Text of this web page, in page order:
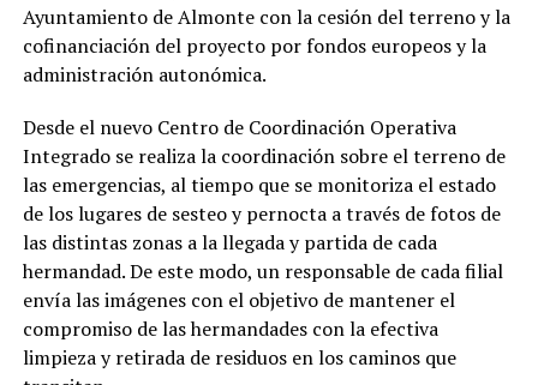
Ayuntamiento de Almonte con la cesión del terreno y la
cofinanciación del proyecto por fondos europeos y la
administración autonómica.
Desde el nuevo Centro de Coordinación Operativa
Integrado se realiza la coordinación sobre el terreno de
las emergencias, al tiempo que se monitoriza el estado
de los lugares de sesteo y pernocta a través de fotos de
las distintas zonas a la llegada y partida de cada
hermandad. De este modo, un responsable de cada filial
envía las imágenes con el objetivo de mantener el
compromiso de las hermandades con la efectiva
limpieza y retirada de residuos en los caminos que